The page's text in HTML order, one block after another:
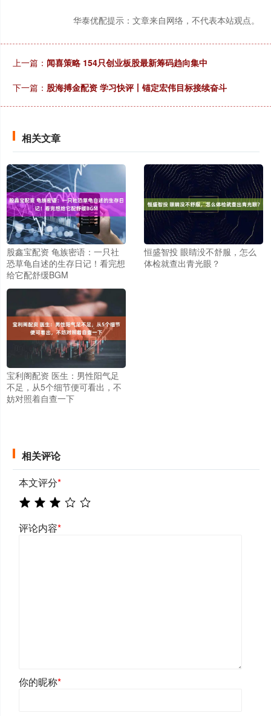
华泰优配提示：文章来自网络，不代表本站观点。
上一篇： 闻喜策略 154只创业板股最新筹码趋向集中
下一篇： 股海搏金配资 学习快评丨锚定宏伟目标接续奋斗
相关文章
股鑫宝配资 龟族密语：一只社
恐草龟自述的生存日记！看完想
给它配舒缓BGM
恒盛智投 眼睛没不舒服，怎么
体检就查出青光眼？
宝利阁配资 医生：男性阳气足
不足，从5个细节便可看出，不
妨对照着自查一下
相关评论
本文评分*
评论内容*
你的昵称*